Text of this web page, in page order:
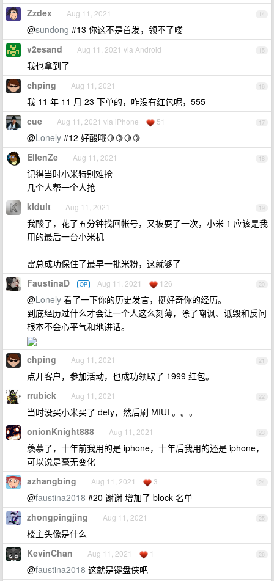
14
Zzdex Aug 11, 2021
@sundong #13 你这不是首发，领不了喽
15
v2esand Aug 11, 2021 via Android
我也拿到了
16
chping Aug 11, 2021
我 11 年 11 月 23 下单的，咋没有红包呢，555
17
cue Aug 11, 2021 via iPhone 51
@Lonely #12 好酸哦🍋🍋🍋🍋
18
EIlenZe Aug 11, 2021
记得当时小米特别难抢
几个人帮一个人抢
19
kidult Aug 11, 2021
我酸了，花了五分钟找回帐号，又被耍了一次，小米 1 应该是我
用的最后一台小米机
雷总成功保住了最早一批米粉，这就够了
20
FaustinaD OP Aug 11, 2021 126
@Lonely 看了一下你的历史发言，挺好奇你的经历。
到底经历过什么才会让一个人这么刻薄，除了嘲讽、诋毁和反问
根本不会心平气和地讲话。
21
chping Aug 11, 2021
点开客户，参加活动，也成功领取了 1999 红包。
22
rrubick Aug 11, 2021
当时没买小米买了 defy，然后刷 MIUI 。。。
23
onionKnight888 Aug 11, 2021
羡慕了，十年前我用的是 iphone，十年后我用的还是 iphone，
可以说是毫无变化
24
azhangbing Aug 11, 2021 3
@faustina2018 #20 谢谢 增加了 block 名单
25
zhongpingjing Aug 11, 2021
楼主头像是什么
26
KevinChan Aug 11, 2021 1
@faustina2018 这就是键盘侠吧